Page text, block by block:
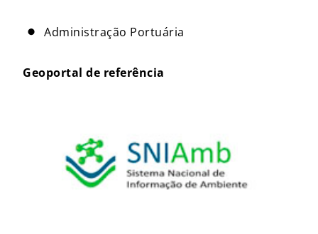
Administração Portuária
Geoportal de referência